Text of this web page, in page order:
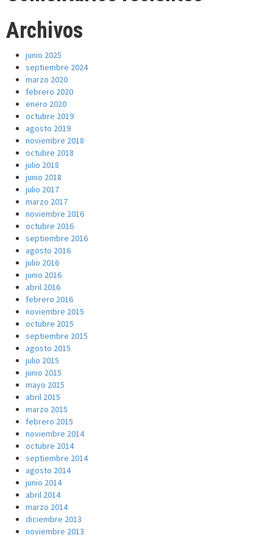
Archivos
junio 2025
septiembre 2024
marzo 2020
febrero 2020
enero 2020
octubre 2019
agosto 2019
noviembre 2018
octubre 2018
julio 2018
junio 2018
julio 2017
marzo 2017
noviembre 2016
octubre 2016
septiembre 2016
agosto 2016
julio 2016
junio 2016
abril 2016
febrero 2016
noviembre 2015
octubre 2015
septiembre 2015
agosto 2015
julio 2015
junio 2015
mayo 2015
abril 2015
marzo 2015
febrero 2015
noviembre 2014
octubre 2014
septiembre 2014
agosto 2014
junio 2014
abril 2014
marzo 2014
diciembre 2013
noviembre 2013